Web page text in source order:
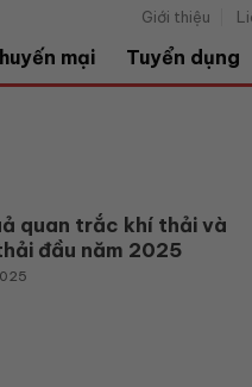
Giới thiệu
mại Tuyển dụng
quan trắc khí thải và
đầu năm 2025